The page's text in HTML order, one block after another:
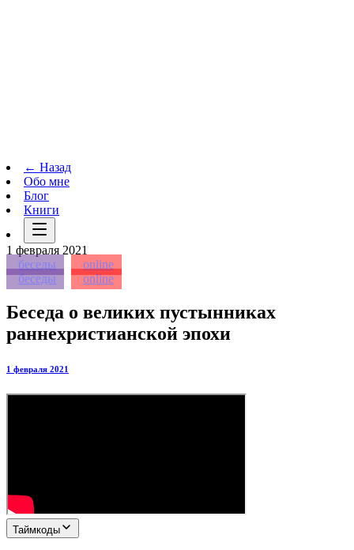
← Назад
Обо мне
Блог
Книги
1 февраля 2021
беседы
online
беседы
online
Беседа о великих пустынниках
раннехристианской эпохи
1 февраля 2021
Таймкоды